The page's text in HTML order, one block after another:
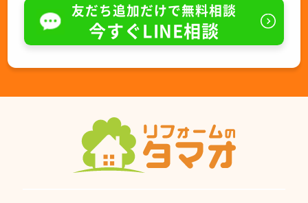
友だち追加だけで無料相談
今すぐLINE相談